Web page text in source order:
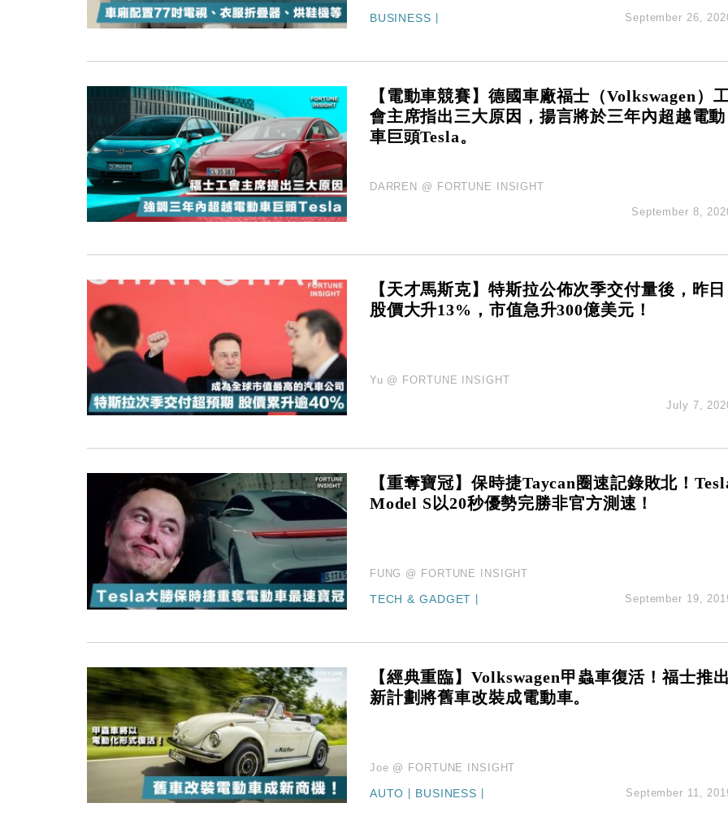
BUSINESS September 26,
【電動車競賽】德國車廠福士（Volkswagen）
會主席指出三大原因，揚言將於三年內超越電動
車巨頭Tesla。
DARREN @ FORTUNE INSIGHT
September 8,
【天才馬斯克】特斯拉公佈次季交付量後，昨日
股價大升13%，市值急升300億美元！
Yu @ FORTUNE INSIGHT
July 7,
【重奪寶冠】保時捷Taycan圈速記錄敗北！
Model S以20秒優勢完勝非官方測速！
FUNG @ FORTUNE INSIGHT
TECH & GADGET September 19,
【經典重臨】Volkswagen甲蟲車復活！福士推出
新計劃將舊車改裝成電動車。
Joe @ FORTUNE INSIGHT
AUTO BUSINESS September 11,